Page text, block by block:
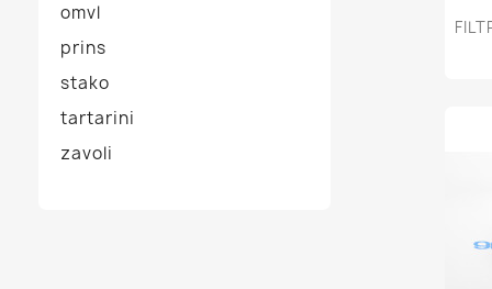
omvl
prins
stako
tartarini
zavoli